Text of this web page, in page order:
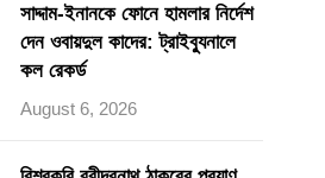
সাদ্দাম-ইনানকে ফোনে হামলার নির্দেশ
দেন ওবায়দুল কাদের: ট্রাইব্যুনালে
কল রেকর্ড
August 6, 2026